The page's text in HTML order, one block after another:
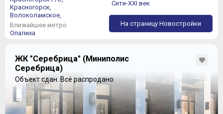
Красногорск,
Волоколамское,
Ближайшее метро
Опалиха
Сити-XXI век
На страницу Новостройки
ЖК "Серебрица" (Миниполис
Серебрица)
Объект сдан. Всё распродано.